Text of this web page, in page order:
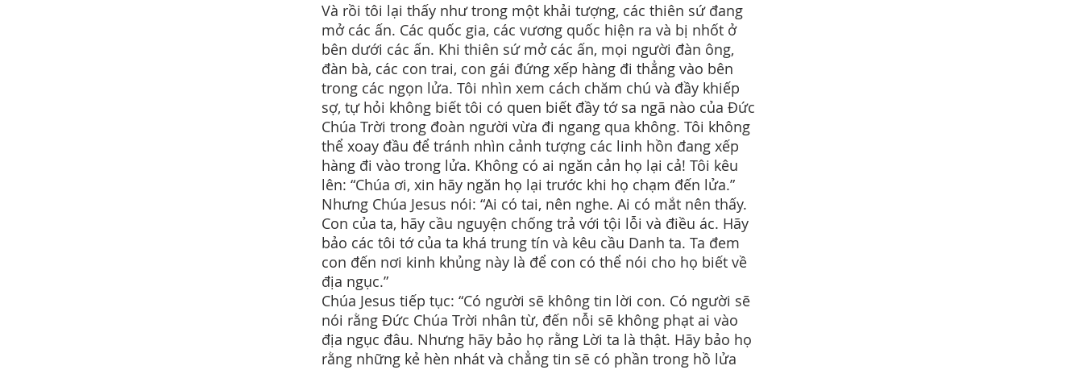
Và rồi tôi lại thấy như trong một khải tượng, các thiên sứ đang
mở các ấn. Các quốc gia, các vương quốc hiện ra và bị nhốt ở
bên dưới các ấn. Khi thiên sứ mở các ấn, mọi người đàn ông,
đàn bà, các con trai, con gái đứng xếp hàng đi thẳng vào bên
trong các ngọn lửa. Tôi nhìn xem cách chăm chú và đầy khiếp
sợ, tự hỏi không biết tôi có quen biết đầy tớ sa ngã nào của Đức
Chúa Trời trong đoàn người vừa đi ngang qua không. Tôi không
thể xoay đầu để tránh nhìn cảnh tượng các linh hồn đang xếp
hàng đi vào trong lửa. Không có ai ngăn cản họ lại cả! Tôi kêu
lên: “Chúa ơi, xin hãy ngăn họ lại trước khi họ chạm đến lửa.”
Nhưng Chúa Jesus nói: “Ai có tai, nên nghe. Ai có mắt nên thấy.
Con của ta, hãy cầu nguyện chống trả với tội lỗi và điều ác. Hãy
bảo các tôi tớ của ta khá trung tín và kêu cầu Danh ta. Ta đem
con đến nơi kinh khủng này là để con có thể nói cho họ biết về
địa ngục.”
Chúa Jesus tiếp tục: “Có người sẽ không tin lời con. Có người sẽ
nói rằng Đức Chúa Trời nhân từ, đến nỗi sẽ không phạt ai vào
địa ngục đâu. Nhưng hãy bảo họ rằng Lời ta là thật. Hãy bảo họ
rằng những kẻ hèn nhát và chẳng tin sẽ có phần trong hồ lửa